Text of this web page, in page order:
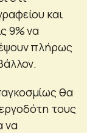
και
9% να
πλήρως
θα
τους
να